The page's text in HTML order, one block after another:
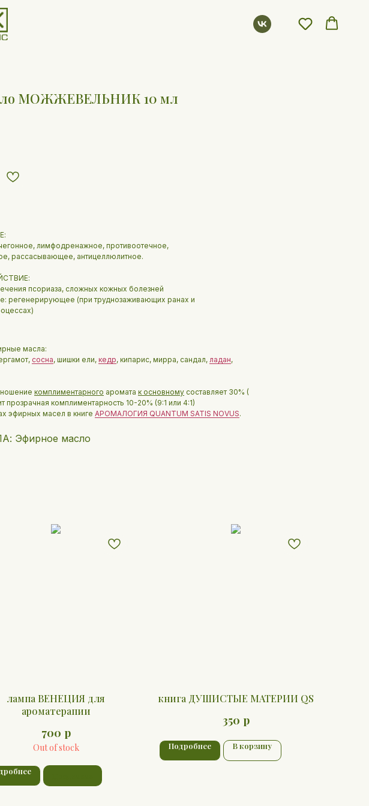
МОЖЖЕВЕЛЬНИК 10 мл
лимфодренажное, противоотечное,
рассасывающее, антицеллюлитное.
псориаза, сложных кожных болезней
регенерирующее (при труднозаживающих ранах и
масла:
сосна, шишки ели, кедр, кипарис, мирра, сандал, ладан,
комплиментарного аромата к основному составляет 30% (
прозрачная комплиментарность 10-20% (9:1 или 4:1)
эфирных масел в книге АРОМАЛОГИЯ QUANTUM SATIS NOVUS.
Эфирное масло
лампа ВЕНЕЦИЯ для
ароматерапии
700 р
Out of stock
книга ДУШИСТЫЕ МАТЕРИИ QS
350 р
Подробнее В корзину